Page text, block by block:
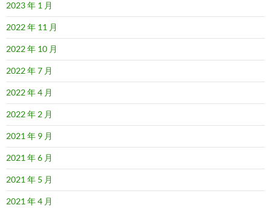
2023 年 1 月
2022 年 11 月
2022 年 10 月
2022 年 7 月
2022 年 4 月
2022 年 2 月
2021 年 9 月
2021 年 6 月
2021 年 5 月
2021 年 4 月